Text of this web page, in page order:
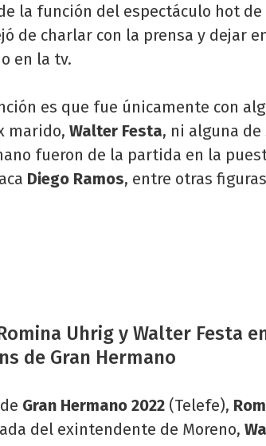
la función del espectáculo hot de
de charlar con la prensa y dejar
en la tv.
es que fue únicamente con
marido, Walter Festa, ni alguna de
fueron de la partida en la
Diego Ramos, entre otras
Uhrig y Walter Festa
de Gran Hermano
Gran Hermano 2022 (Telefe),
del exintendente de Moreno,